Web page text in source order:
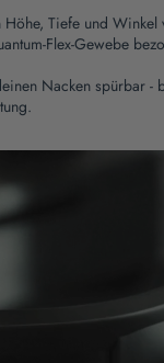
Tiefe und Winkel
Flex-Gewebe
Nacken spürbar -